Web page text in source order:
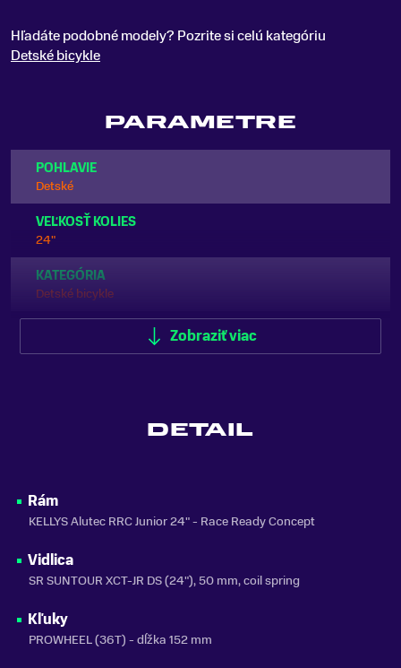
Hľadáte podobné modely? Pozrite si celú kategóriu
Detské bicykle
PARAMETRE
POHLAVIE
Detské
VEĽKOSŤ KOLIES
24"
KATEGÓRIA
Detské bicykle
Predné odpruženie (Hardtail)
SEZÓNA
2024
Kellys
Zobraziť viac
DETAIL
Rám
KELLYS Alutec RRC Junior 24" - Race Ready Concept
Vidlica
SR SUNTOUR XCT-JR DS (24"), 50 mm, coil spring
Kľuky
PROWHEEL (36T) - dĺžka 152 mm